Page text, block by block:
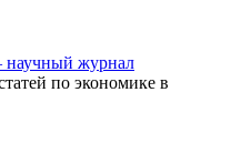
по экономике в